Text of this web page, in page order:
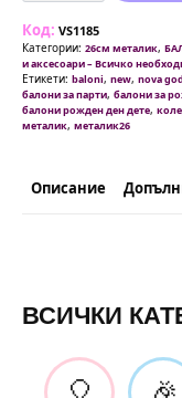
26
см
-
пакети
от
10
|
50
Код: VS1185
Категории: 26см металик,
и аксесоари – Всичко
Етикети: baloni, new, nova
балони за парти, балони за
балони рожден ден дете,
металик, металик26
Описание
ВСИЧКИ